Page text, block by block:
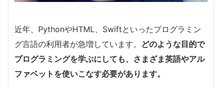
近年、PythonやHTML、Swiftといったプログラミン
グ言語の利用者が急増しています。 どのような目的で
プログラミングを学ぶにしても、さまざま英語やアル
ファベットを使いこなす必要があります。